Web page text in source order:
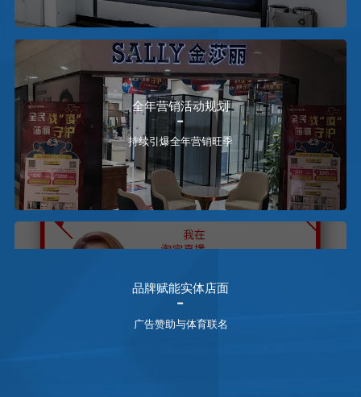
全年营销活动规划
持续引爆全年营销旺季
品牌赋能实体店面
广告赞助与体育联名